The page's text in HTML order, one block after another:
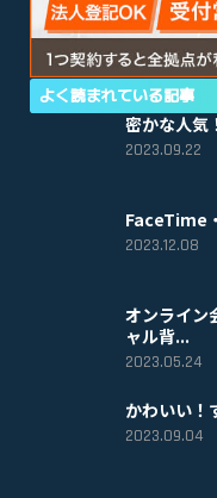
よく読まれている記事
密かな人気
2023.09.22
FaceTime
2023.12.08
オンライン
ャル背...
2023.05.24
かわいい！
2023.09.04